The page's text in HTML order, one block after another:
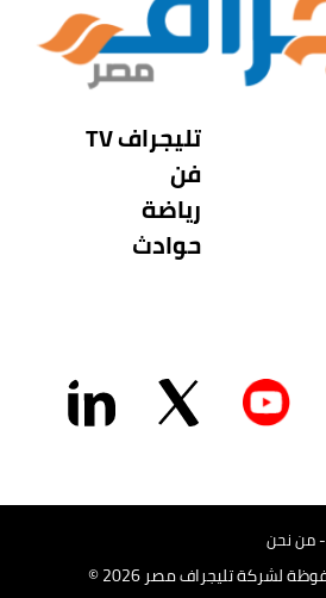
تليجراف TV
فن
رياضة
حوادث
من نحن
لشركة تليجراف مصر 2026 ©